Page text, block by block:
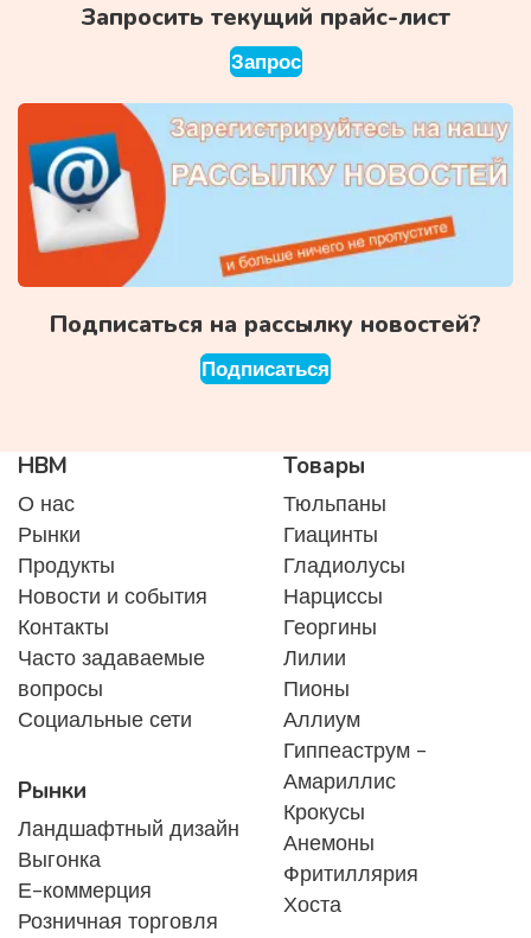
Запросить текущий прайс-лист
Запрос
Подписаться на рассылку новостей?
Подписаться
HBM
О нас
Рынки
Продукты
Новости и события
Контакты
Часто задаваемые
вопросы
Социальные сети
Рынки
Ландшафтный дизайн
Выгонка
Е-коммерция
Розничная торговля
Товары
Тюльпаны
Гиацинты
Гладиолусы
Нарциссы
Георгины
Лилии
Пионы
Аллиум
Гиппеаструм -
Амариллис
Крокусы
Анемоны
Фритиллярия
Хоста